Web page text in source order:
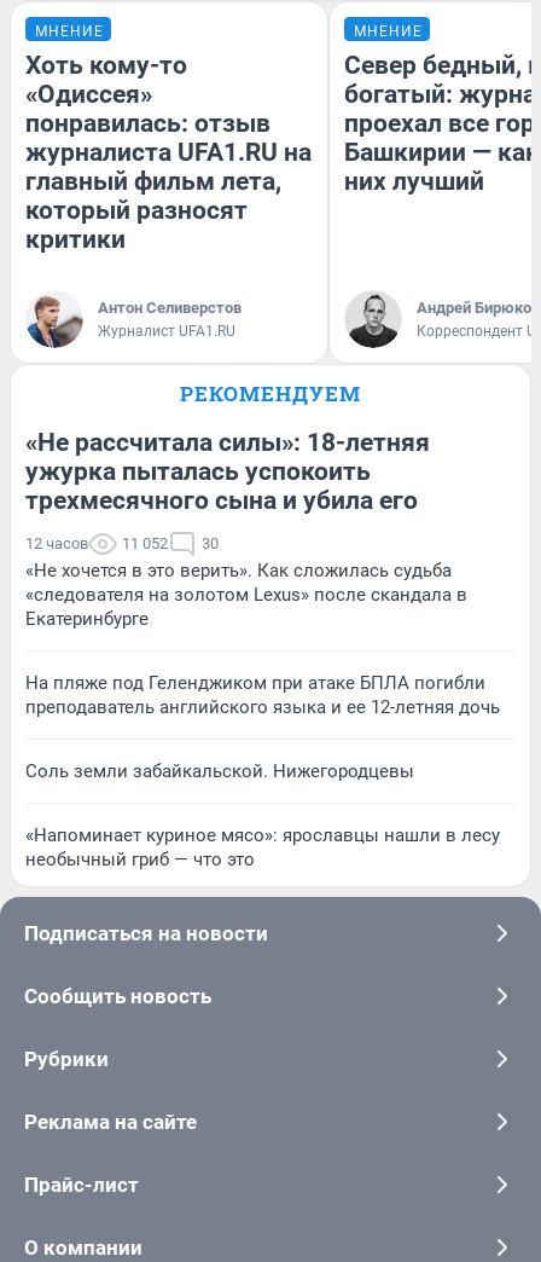
МНЕНИЕ
Хоть кому-то
«Одиссея»
понравилась: отзыв
журналиста UFA1.RU на
главный фильм лета,
который разносят
критики
Антон Селиверстов
Журналист UFA1.RU
МНЕНИЕ
Север бедный,
богатый:
проехал все
Башкирии —
них лучший
Андрей Бирюков
Корреспондент
РЕКОМЕНДУЕМ
«Не рассчитала силы»: 18-летняя
ужурка пыталась успокоить
трехмесячного сына и убила его
12 часов 11 052 30
«Не хочется в это верить». Как сложилась судьба
«следователя на золотом Lexus» после скандала в
Екатеринбурге
На пляже под Геленджиком при атаке БПЛА погибли
преподаватель английского языка и ее 12-летняя дочь
Соль земли забайкальской. Нижегородцевы
«Напоминает куриное мясо»: ярославцы нашли в лесу
необычный гриб — что это
Подписаться на новости
Сообщить новость
Рубрики
Реклама на сайте
Прайс-лист
О компании